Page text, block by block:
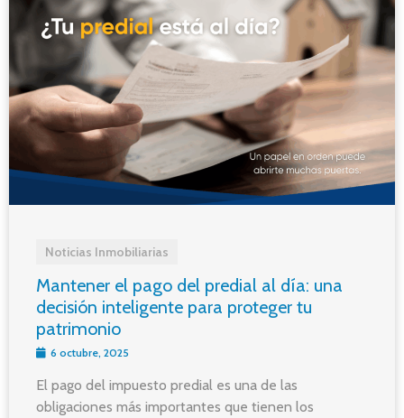
Noticias Inmobiliarias
Mantener el pago del predial al día: una
decisión inteligente para proteger tu
patrimonio
6 octubre, 2025
El pago del impuesto predial es una de las
obligaciones más importantes que tienen los